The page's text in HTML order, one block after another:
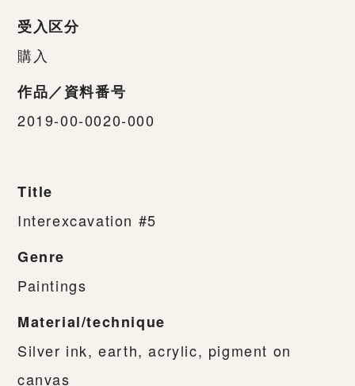
受入区分
購入
作品／資料番号
2019-00-0020-000
Title
Interexcavation #5
Genre
Paintings
Material/technique
Silver ink, earth, acrylic, pigment on
canvas